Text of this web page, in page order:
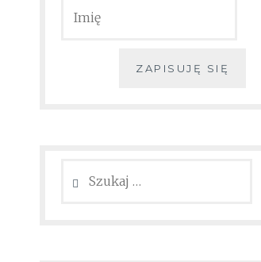
ZAPISUJĘ SIĘ